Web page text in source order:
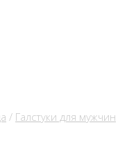
/ Галстуки для мужчин